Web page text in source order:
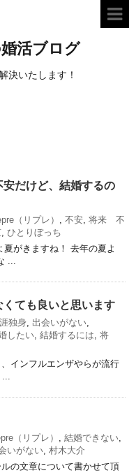
活ブログ
決いたします！
だけど、結婚するの
（リプレ） , 不安, 将来 不
, ひとりぼっち
がきますね！ 去年の夏よ
...
ても良いと思います
独身, 出会いがない,
したい, 結婚するには, 将
インフルエンザやらが流行
...
（リプレ） , 結婚できない,
いがない, 村木大介
の文章について書かせて頂